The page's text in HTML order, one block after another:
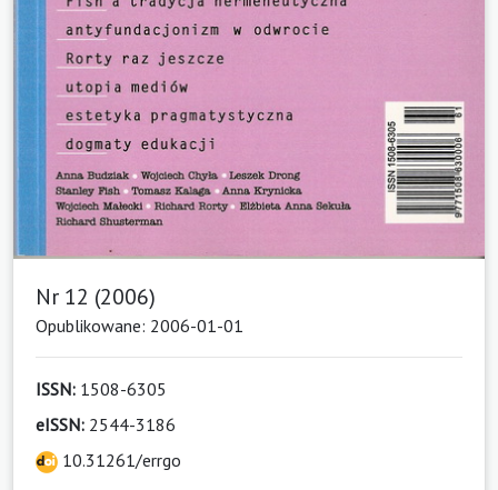
Nr 12 (2006)
Opublikowane: 2006-01-01
ISSN: 1508-6305
eISSN: 2544-3186
10.31261/errgo